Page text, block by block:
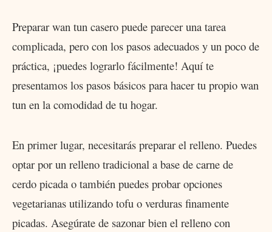
Preparar wan tun casero puede parecer una tarea
complicada, pero con los pasos adecuados y un poco de
práctica, ¡puedes lograrlo fácilmente! Aquí te
presentamos los pasos básicos para hacer tu propio wan
tun en la comodidad de tu hogar.
En primer lugar, necesitarás preparar el relleno. Puedes
optar por un relleno tradicional a base de carne de
cerdo picada o también puedes probar opciones
vegetarianas utilizando tofu o verduras finamente
picadas. Asegúrate de sazonar bien el relleno con